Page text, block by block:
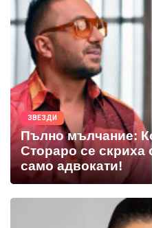
ЗВЕЗДИ
Пълно мълчание:
Стораро се скриха
само адвокати!